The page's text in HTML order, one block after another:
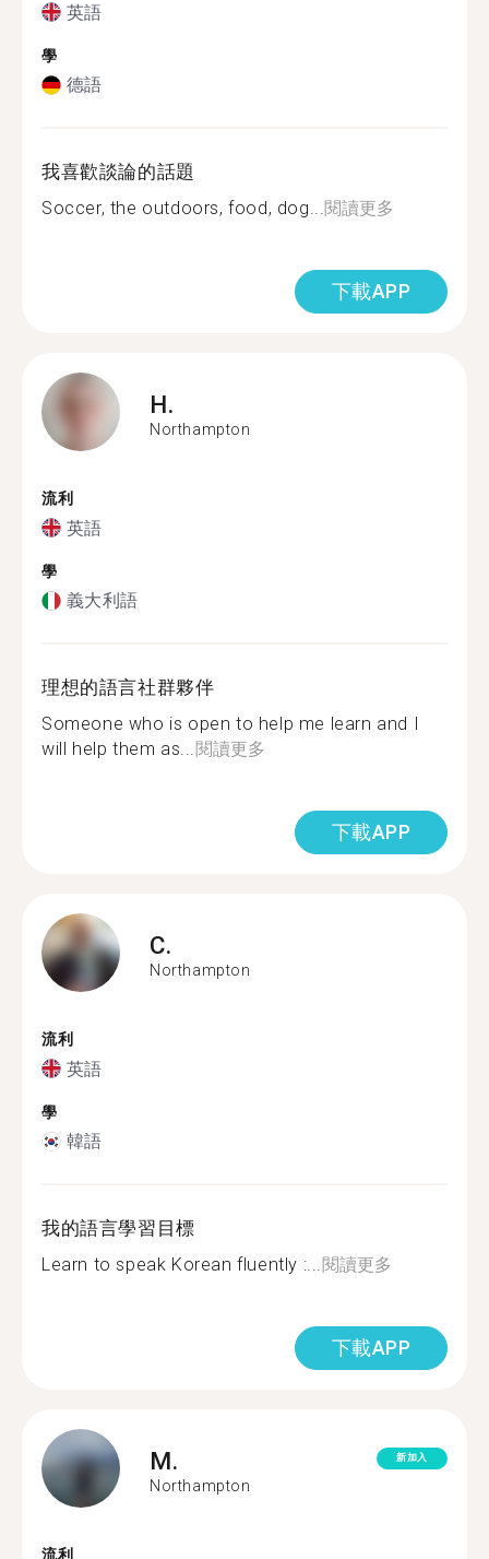
英語
學
德語
我喜歡談論的話題
Soccer, the outdoors, food, dog...閱讀更多
下載APP
H.
Northampton
流利
英語
學
義大利語
理想的語言社群夥伴
Someone who is open to help me learn and I
will help them as...閱讀更多
下載APP
C.
Northampton
流利
英語
學
韓語
我的語言學習目標
Learn to speak Korean fluently :...閱讀更多
下載APP
M.
Northampton
新加入
流利